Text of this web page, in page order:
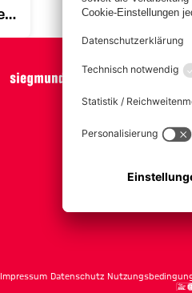
27
Tabelle
Impressum Datenschutz